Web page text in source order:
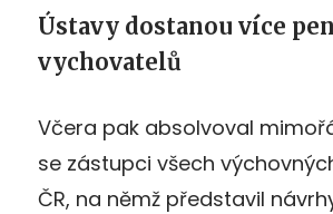
Ústavy dostanou více
vychovatelů
Včera pak absolvoval
se zástupci všech
ČR, na němž představil